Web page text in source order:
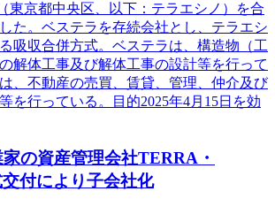
東京都中央区、以下：テラエシノ）を合
た。ベステラを存続会社とし、テラエシ
吸収合併方式。ベステラは、構造物（工
解体工事及び解体工事の設計等を行って
、不動産の売買、賃貸、管理、仲介及び
を行っている。目的2025年4月15日を効
の資産管理会社TERRA・
付により子会社化